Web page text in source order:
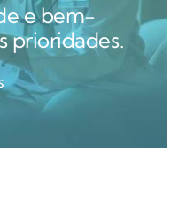
e bem-
prioridades.